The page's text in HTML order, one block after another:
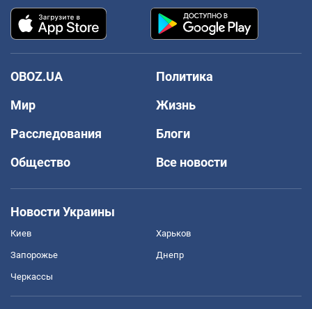
OBOZ.UA
Политика
Мир
Жизнь
Расследования
Блоги
Общество
Все новости
Новости Украины
Киев Харьков
Запорожье Днепр
Черкассы